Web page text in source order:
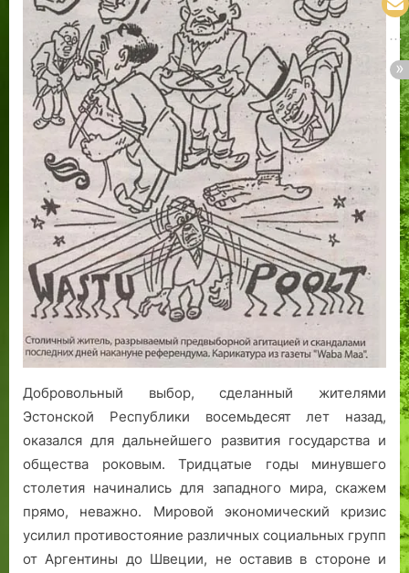
Добровольный выбор, сделанный жителями
Эстонской Республики восемьдесят лет назад,
оказался для дальнейшего развития государства и
общества роковым. Тридцатые годы минувшего
столетия начинались для западного мира, скажем
прямо, неважно. Мировой экономический кризис
усилил противостояние различных социальных групп
от Аргентины до Швеции, не оставив в стороне и